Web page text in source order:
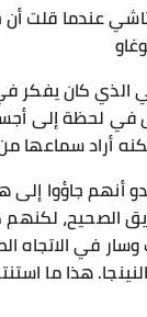
عندما قلت
الذي كان يفكر
في لحظة إلى
أراد سماعها
أنهم جاؤوا إلى
الصحيح، لكنهم
في الاتجاه
هذا ما